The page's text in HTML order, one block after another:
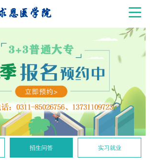
招生问答 实习就业